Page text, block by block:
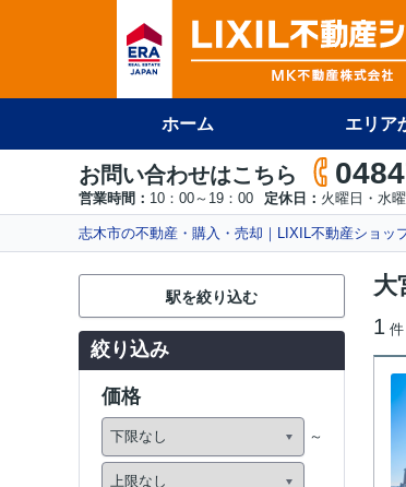
ホーム エリア
お問い合わせはこちら
営業時間： 10：00～19：00 定休日： 火曜日・水曜
志木市の不動産・購入・売却｜LIXIL不動産ショッ
大
1 件
駅を絞り込む
絞り込み
価格